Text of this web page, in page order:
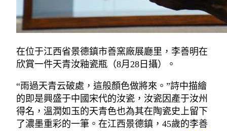
在位于江西省景德鎮市善窯廠展廳里，李善明在
欣賞一件天青汝釉瓷瓶（8月28日攝）。
“雨過天青云破處，這般顏色做將來。”詩中描繪
的即是興盛于中國宋代的汝瓷，汝瓷因產于汝州
得名，溫潤如玉的天青色也為其在陶瓷史上留下
了濃墨重彩的一筆。在江西景德鎮，45歲的李善